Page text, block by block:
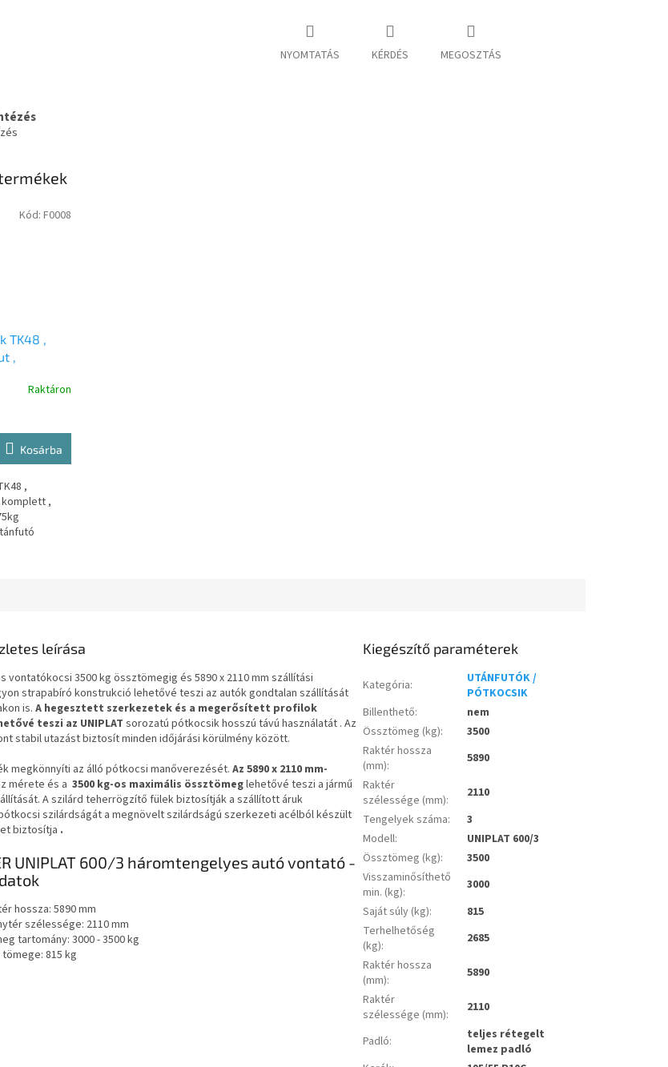
NYOMTATÁS KÉRDÉS MEGOSZTÁS
TK48 ,
,
Raktáron
Kosárba
,
,
Kód: F0008
leírása
vontatókocsi 3500 kg össztömegig és 5890 x 2110 mm szállítási
strapabíró konstrukció lehetővé teszi az autók gondtalan szállítását
is. A hegesztett szerkezetek és a megerősített profilok
teszi az UNIPLAT sorozatú pótkocsik hosszú távú használatát . Az
stabil utazást biztosít minden időjárási körülmény között.
megkönnyíti az álló pótkocsi manőverezését. Az 5890 x 2110 mm-
méreteés a 3500 kg-os maximális össztömeglehetővé teszi a jármű
A szilárd teherrögzítő fülek biztosítják a szállított áruk
szilárdságát a megnövelt szilárdságú szerkezeti acélból készült
biztosítja .
UNIPLAT 600/3 háromtengelyes autó vontató -
hossza: 5890 mm
szélessége: 2110 mm
tartomány: 3000 - 3500 kg
815 kg
Kiegészítő paraméterek
Kategória:
UTÁNFUTÓK /
PÓTKOCSIK
Billenthető:
nem
Össztömeg (kg):
3500
Raktér hossza
(mm):
5890
Raktér
szélessége (mm):
2110
Tengelyek száma:
3
Modell:
UNIPLAT 600/3
Össztömeg (kg):
3500
Visszaminősíthető
min. (kg):
3000
Saját súly (kg):
815
Terhelhetőség
(kg):
2685
Raktér hossza
(mm):
5890
Raktér
szélessége (mm): 2110
Padló:
teljes rétegelt
lemez padló